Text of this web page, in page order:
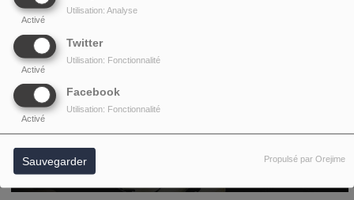
Activé
Utilisation: Analyse
Twitter
Activé
Utilisation: Fonctionnalité
Facebook
Activé
Utilisation: Fonctionnalité
Sauvegarder Propulsé par Orejime